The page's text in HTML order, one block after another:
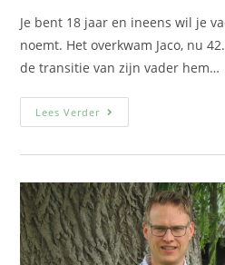
Je bent 18 jaar en ineens wil je
noemt. Het overkwam Jaco, nu
de transitie van zijn vader hem…
Lees Verder